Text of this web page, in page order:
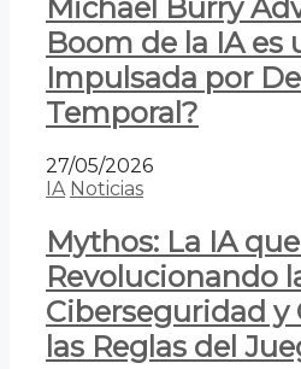
Michael Burry
Boom de la IA es
Impulsada por
Temporal?
27/05/2026
IA Noticias
Mythos: La IA
Revolucionando
Ciberseguridad y
las Reglas del